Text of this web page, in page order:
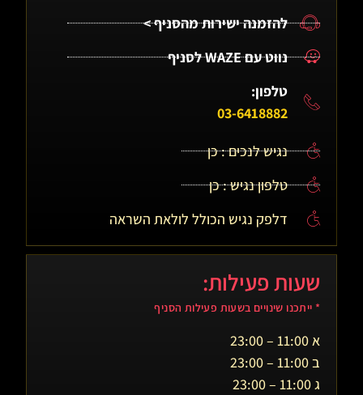
להזמנה ישירות מהסניף >
נווט עם WAZE לסניף
טלפון:
03-6418882
נגיש לנכים : כן
טלפון נגיש : כן
דלפק נגיש הכולל לולאת השראה
שעות פעילות:
* ייתכנו שינויים בשעות פעילות הסניף
א 11:00 – 23:00
ב 11:00 – 23:00
ג 11:00 – 23:00